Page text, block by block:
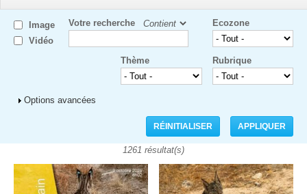
Image
Vidéo
Votre recherche Ecozone
Rubrique
Thème
Afficher
Options avancées
1261 résultat(s)
Pages